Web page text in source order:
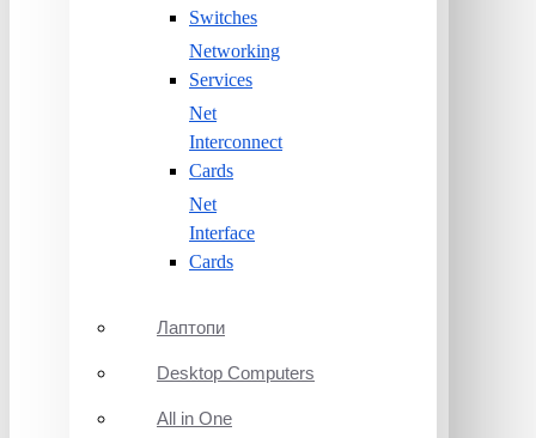
Switches
Networking
Services
Net
Interconnect
Cards
Net
Interface
Cards
Лаптопи
Desktop Computers
All in One